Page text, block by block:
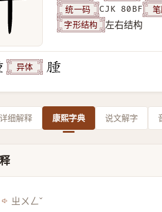
统一码 CJK 80BF
字形结构 左右结构
异体
详细解释 康熙字典 说文解字
ㄓㄨㄥˇ